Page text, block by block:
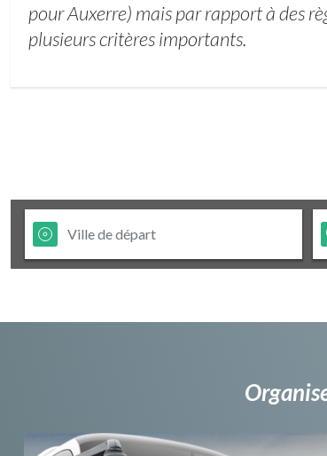
pour Auxerre) mais par rapport à des
plusieurs critères importants.